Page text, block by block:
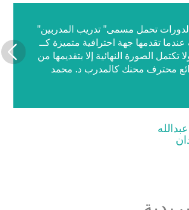
تحمل مسمى" تدريب المدربين"
عندما تقدمها جهة احترافية متميزة كــ
تكتمل الصورة النهائية إلا بتقديمها من
محترف محنك كالمدرب د. محمد